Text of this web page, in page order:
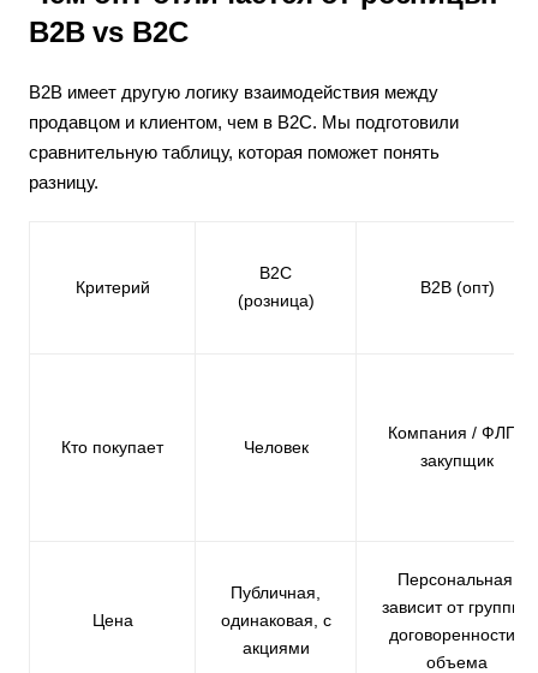
B2B vs B2C
B2B имеет другую логику взаимодействия между
продавцом и клиентом, чем в B2C. Мы подготовили
сравнительную таблицу, которая поможет понять
разницу.
Критерий
B2C
(розница)
B2B (опт)
Кто покупает Человек
Компания / ФЛП /
закупщик
Цена
Публичная,
одинаковая, с
акциями
Персональная:
зависит от группы /
договоренности /
объема